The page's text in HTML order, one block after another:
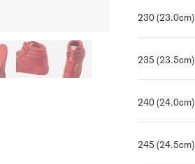
230 (23.0cm)
235 (23.5cm)
240 (24.0cm)
245 (24.5cm)